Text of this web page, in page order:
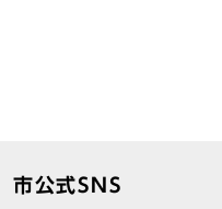
市公式SNS